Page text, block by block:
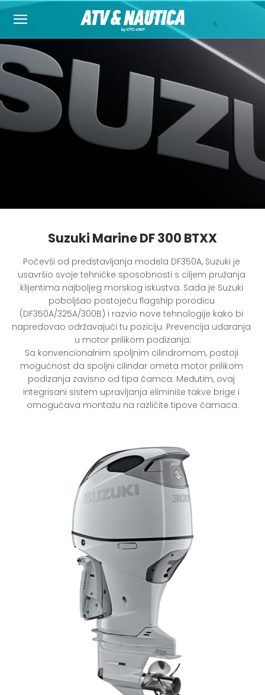
Suzuki Marine DF 300 BTXX
Počevši od predstavljanja modela DF350A, Suzuki je
usavršio svoje tehničke sposobnosti s ciljem pružanja
klijentima najboljeg morskog iskustva. Sada je Suzuki
poboljšao postojeću flagship porodicu
(DF350A/325A/300B) i razvio nove tehnologije kako bi
napredovao održavajući tu poziciju. Prevencija udaranja
u motor prilikom podizanja:
Sa konvencionalnim spoljnim cilindromom, postoji
mogućnost da spoljni cilindar ometa motor prilikom
podizanja zavisno od tipa čamca. Međutim, ovaj
integrisani sistem upravljanja eliminiše takve brige i
omogućava montažu na različite tipove čamaca.